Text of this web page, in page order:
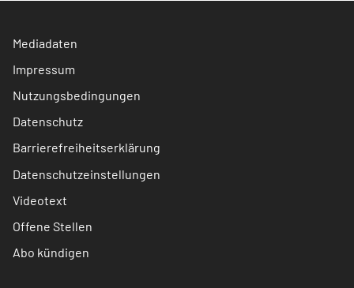
Mediadaten
Impressum
Nutzungsbedingungen
Datenschutz
Barrierefreiheitserklärung
Datenschutzeinstellungen
Videotext
Offene Stellen
Abo kündigen